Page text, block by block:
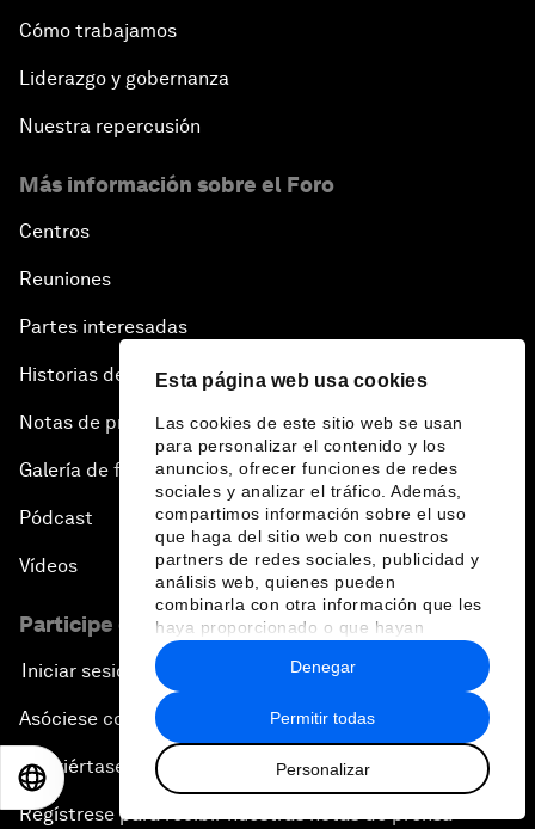
Esta página web usa cookies
Las cookies de este sitio web se usan
para personalizar el contenido y los
anuncios, ofrecer funciones de redes
sociales y analizar el tráfico. Además,
compartimos información sobre el uso
que haga del sitio web con nuestros
partners de redes sociales, publicidad y
análisis web, quienes pueden
combinarla con otra información que les
haya proporcionado o que hayan
recopilado a partir del uso que haya
hecho de sus servicios.
Permitir todas
Personalizar
Denegar
Cómo trabajamos
Liderazgo y gobernanza
Nuestra repercusión
Más información sobre el Foro
Centros
Reuniones
Partes interesadas
Historias del Foro
Notas de prensa
Galería de fotos
Pódcast
Vídeos
Participe en el Foro
Iniciar sesión
Asóciese con nosotros
Conviértase en miembro
Regístrese para recibir nuestras notas de prensa
EN